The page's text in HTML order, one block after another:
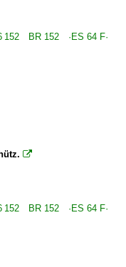
152 BR 152 ·ES 64 F·

152 BR 152 ·ES 64 F·